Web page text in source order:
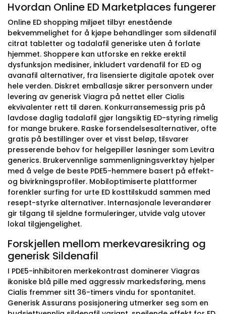
Hvordan Online ED Marketplaces fungerer
Online ED shopping miljøet tilbyr enestående
bekvemmelighet for å kjøpe behandlinger som sildenafil
citrat tabletter og tadalafil generiske uten å forlate
hjemmet. Shoppere kan utforske en rekke erektil
dysfunksjon medisiner, inkludert vardenafil for ED og
avanafil alternativer, fra lisensierte digitale apotek over
hele verden. Diskret emballasje sikrer personvern under
levering av generisk Viagra på nettet eller Cialis
ekvivalenter rett til døren. Konkurransemessig pris på
lavdose daglig tadalafil gjør langsiktig ED-styring rimelig
for mange brukere. Raske forsendelsesalternativer, ofte
gratis på bestillinger over et visst beløp, tilsvarer
presserende behov for helgepiller løsninger som Levitra
generics. Brukervennlige sammenligningsverktøy hjelper
med å velge de beste PDE5-hemmere basert på effekt-
og bivirkningsprofiler. Mobiloptimiserte plattformer
forenkler surfing for urte ED kosttilskudd sammen med
resept-styrke alternativer. Internasjonale leverandører
gir tilgang til sjeldne formuleringer, utvide valg utover
lokal tilgjengelighet.
Forskjellen mellom merkevaresikring og
generisk Sildenafil
I PDE5-inhibitoren merkekontrast dominerer Viagras
ikoniske blå pille med aggressiv markedsføring, mens
Cialis fremmer sitt 36-timers vindu for spontanitet.
Generisk Assurans posisjonering utmerker seg som en